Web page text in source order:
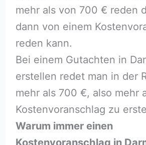
mehr als von 700 € reden
dann von einem
reden kann.
Bei einem Gutachten in
erstellen redet man in der
mehr als 700 €, also mehr
Kostenvoranschlag zu
Warum immer einen
Kostenvoranschlag in